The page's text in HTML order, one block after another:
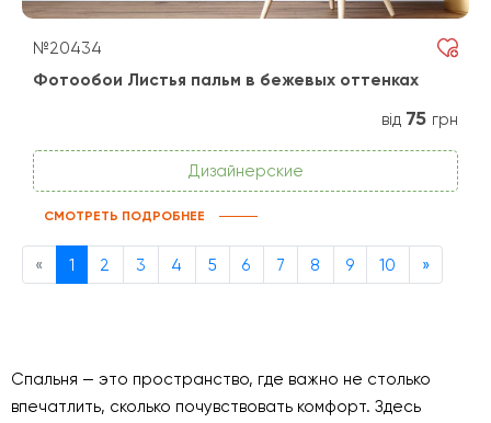
№20434
Фотообои Листья пальм в бежевых оттенках
від 75 грн
Дизайнерские
СМОТРЕТЬ ПОДРОБНЕЕ
« Previous
1 2 3 4 5 6 7 8 9 10 »Next
Спальня — это пространство, где важно не столько
впечатлить, сколько почувствовать комфорт. Здесь